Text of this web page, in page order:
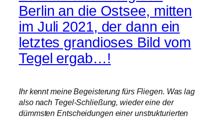
Berlin an die Ostsee, mitten
im Juli 2021, der dann ein
letztes grandioses Bild vom
Tegel ergab…!
Ihr kennt meine Begeisterung fürs Fliegen. Was lag
also nach Tegel-Schließung, wieder eine der
dümmsten Entscheidungen einer unstrukturierten